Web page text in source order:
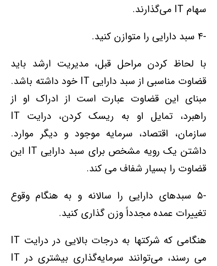
سهام IT مي‌گذارند.
-۴ سبد دارايي را متوازن کنيد.
با لحاظ کردن مراحل قبل، مديريت ارشد بايد
قضاوت مناسبي از سبد دارايي IT خود داشته باشد.
مبناي اين قضاوت عبارت است از ادراک او از
راهبرد، تمايل او به ريسک کردن، درايت IT
سازمان، اقتصاد، سرمايه موجود و ديگر موارد.
داشتن يک رويه مشخص براي سبد دارايي IT اين
قضاوت را بسيار شفاف مي كند.
-۵ سبدهاي دارايي را سالانه و به هنگام وقوع
تغييرات عمده مجدداً وزن گذاري کنيد.
هنگامي که شرکتها به درجات بالايي در درايت IT
مي رسند، مي‌توانند سرمايه‌گذاري بيشتري در IT